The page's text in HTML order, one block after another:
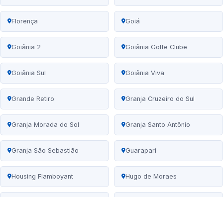
Florença Goiá
Goiânia 2 Goiânia Golfe Clube
Goiânia Sul Goiânia Viva
Grande Retiro Granja Cruzeiro do Sul
Granja Morada do Sol Granja Santo Antônio
Granja São Sebastião Guarapari
Housing Flamboyant Hugo de Moraes